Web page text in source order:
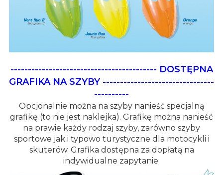
------------------------------------------ DOSTĘPNA
GRAFIKA NA SZYBY --------------------------------
----------
Opcjonalnie można na szyby nanieść specjalną
grafikę (to nie jest naklejka). Grafikę można nanieść
na prawie każdy rodzaj szyby, zarówno szyby
sportowe jak i typowo turystyczne dla motocykli i
skuterów. Grafika dostępna za dopłatą na
indywidualne zapytanie.